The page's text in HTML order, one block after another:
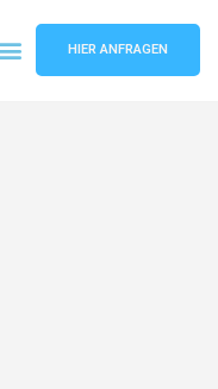
HIER ANFRAGEN